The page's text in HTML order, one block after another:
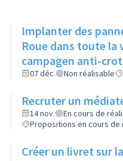
Implanter des
Roue dans toute
campagen anti-
07 déc. Non réalisable
Recruter un
14 nov.
En cours de
Propositions en cours de
Créer un livret sur